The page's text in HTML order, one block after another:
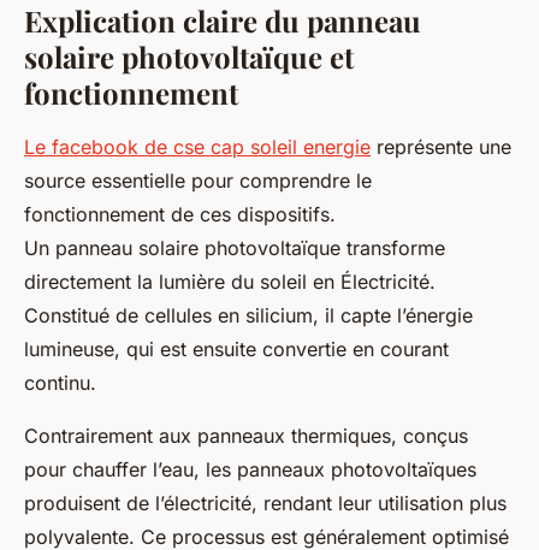
Explication claire du panneau
solaire photovoltaïque et
fonctionnement
Le facebook de cse cap soleil energie représente une
source essentielle pour comprendre le
fonctionnement de ces dispositifs.
Un panneau solaire photovoltaïque transforme
directement la lumière du soleil en Électricité.
Constitué de cellules en silicium, il capte l’énergie
lumineuse, qui est ensuite convertie en courant
continu.
Contrairement aux panneaux thermiques, conçus
pour chauffer l’eau, les panneaux photovoltaïques
produisent de l’électricité, rendant leur utilisation plus
polyvalente. Ce processus est généralement optimisé